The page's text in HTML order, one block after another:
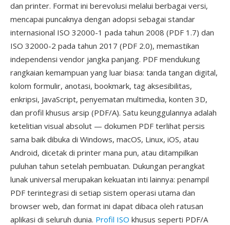
dan printer. Format ini berevolusi melalui berbagai versi,
mencapai puncaknya dengan adopsi sebagai standar
internasional ISO 32000-1 pada tahun 2008 (PDF 1.7) dan
ISO 32000-2 pada tahun 2017 (PDF 2.0), memastikan
independensi vendor jangka panjang. PDF mendukung
rangkaian kemampuan yang luar biasa: tanda tangan digital,
kolom formulir, anotasi, bookmark, tag aksesibilitas,
enkripsi, JavaScript, penyematan multimedia, konten 3D,
dan profil khusus arsip (PDF/A). Satu keunggulannya adalah
ketelitian visual absolut — dokumen PDF terlihat persis
sama baik dibuka di Windows, macOS, Linux, iOS, atau
Android, dicetak di printer mana pun, atau ditampilkan
puluhan tahun setelah pembuatan. Dukungan perangkat
lunak universal merupakan kekuatan inti lainnya: penampil
PDF terintegrasi di setiap sistem operasi utama dan
browser web, dan format ini dapat dibaca oleh ratusan
aplikasi di seluruh dunia. Profil ISO khusus seperti PDF/A